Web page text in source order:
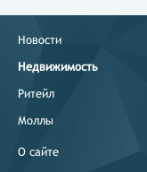
Новости
Недвижимость
Ритейл
Моллы
О сайте